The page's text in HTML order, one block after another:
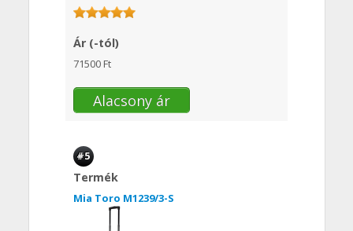
Ár (-tól)
71500 Ft
Alacsony ár
#5
Termék
Mia Toro M1239/3-S